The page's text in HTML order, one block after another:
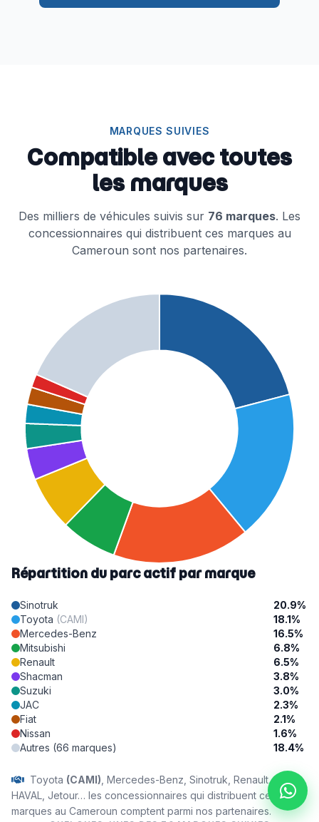
MARQUES SUIVIES
Compatible avec toutes
les marques
Des milliers de véhicules suivis sur 76 marques. Les
concessionnaires qui distribuent ces marques au
Cameroun sont nos partenaires.
Répartition du parc actif par marque
Sinotruk
20.9%
Toyota (CAMI)
18.1%
Mercedes-Benz
16.5%
Mitsubishi
6.8%
Renault
6.5%
Shacman
3.8%
Suzuki
3.0%
JAC
2.3%
Fiat
2.1%
Nissan
1.6%
Autres (66 marques)
18.4%
Toyota (CAMI) , Mercedes-Benz, Sinotruk, Renault, Volvo,
HAVAL, Jetour… les concessionnaires qui distribuent ces
marques au Cameroun comptent parmi nos partenaires.